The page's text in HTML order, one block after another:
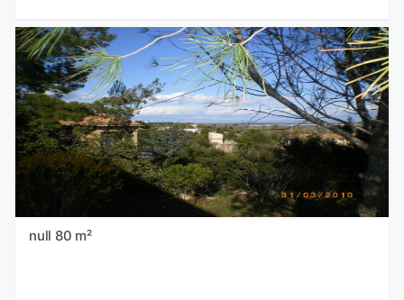
null 80 m²